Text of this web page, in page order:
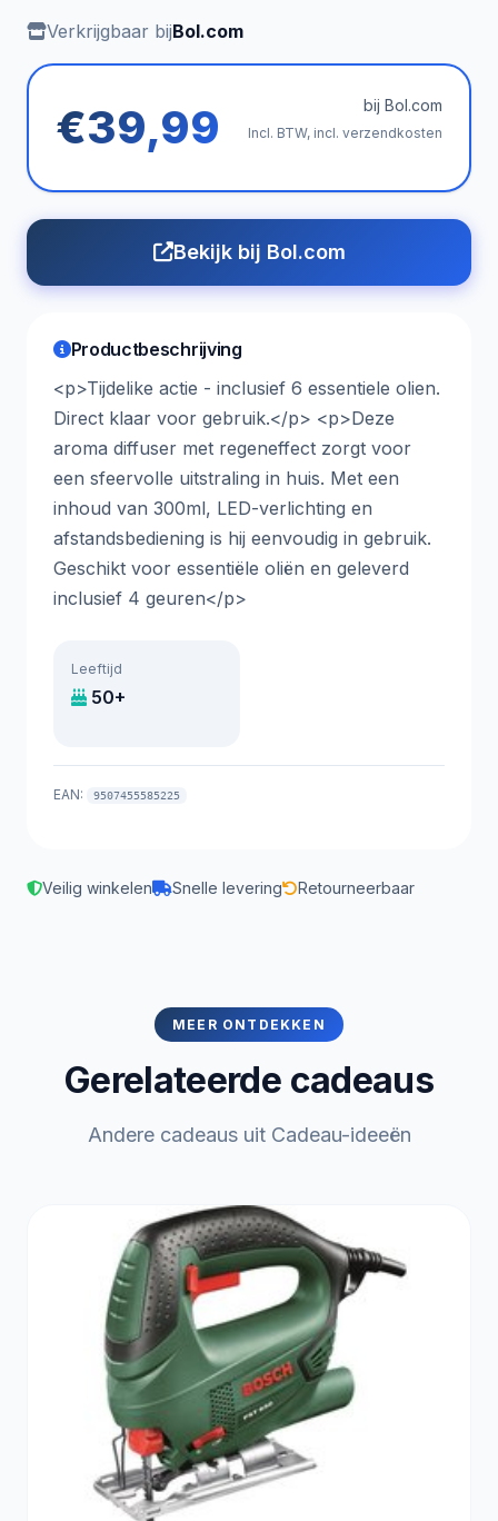
Verkrijgbaar bijBol.com
€39,99 bij Bol.com
Incl. BTW, incl. verzendkosten
Bekijk bij Bol.com
Productbeschrijving
<p>Tijdelike actie - inclusief 6 essentiele olien.
Direct klaar voor gebruik.</p> <p>Deze
aroma diffuser met regeneffect zorgt voor
een sfeervolle uitstraling in huis. Met een
inhoud van 300ml, LED-verlichting en
afstandsbediening is hij eenvoudig in gebruik.
Geschikt voor essentiële oliën en geleverd
inclusief 4 geuren</p>
Leeftijd
50+
EAN: 9507455585225
Veilig winkelen Snelle levering Retourneerbaar
MEER ONTDEKKEN
Gerelateerde cadeaus
Andere cadeaus uit Cadeau-ideeën